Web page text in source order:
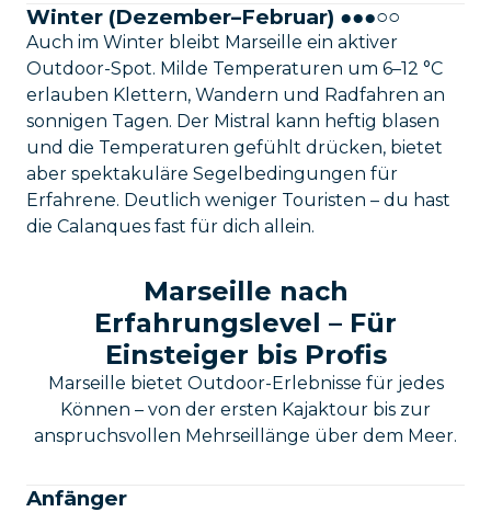
Winter (Dezember–Februar) ●●●○○
Auch im Winter bleibt Marseille ein aktiver
Outdoor-Spot. Milde Temperaturen um 6–12 °C
erlauben Klettern, Wandern und Radfahren an
sonnigen Tagen. Der Mistral kann heftig blasen
und die Temperaturen gefühlt drücken, bietet
aber spektakuläre Segelbedingungen für
Erfahrene. Deutlich weniger Touristen – du hast
die Calanques fast für dich allein.
Marseille nach
Erfahrungslevel – Für
Einsteiger bis Profis
Marseille bietet Outdoor-Erlebnisse für jedes
Können – von der ersten Kajaktour bis zur
anspruchsvollen Mehrseillänge über dem Meer.
Anfänger